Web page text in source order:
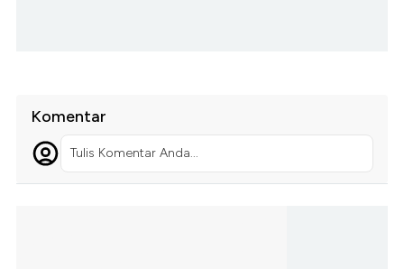
Komentar
Tulis Komentar Anda...